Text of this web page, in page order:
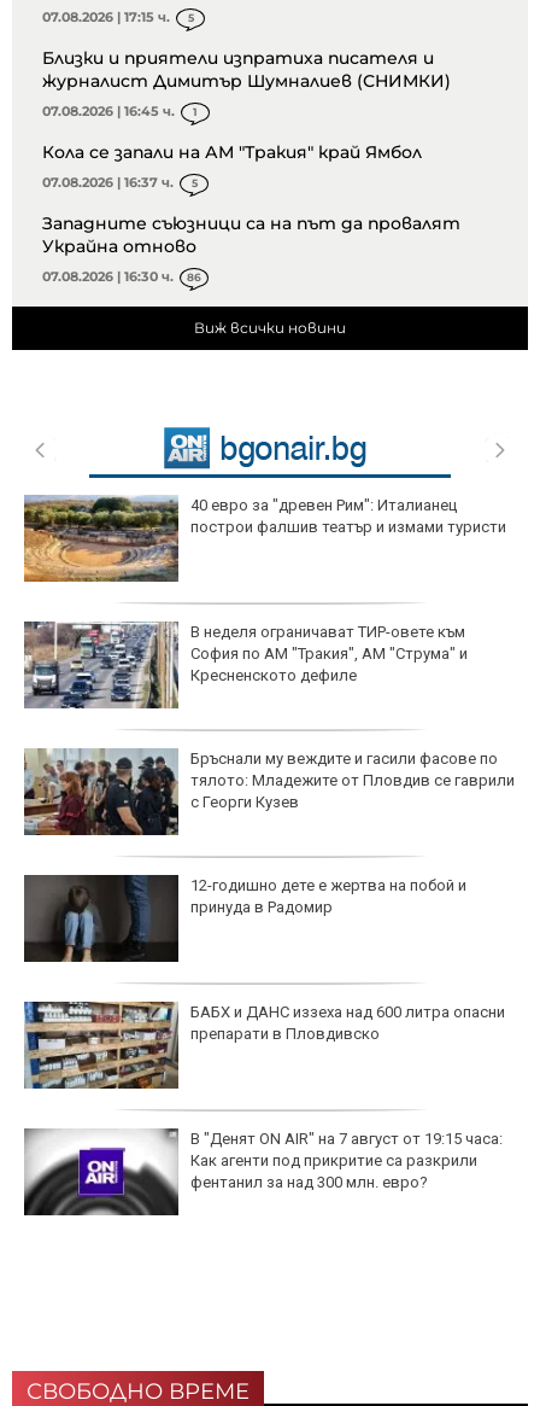
07.08.2026 | 17:15 ч. 5
Близки и приятели изпратиха писателя и
журналист Димитър Шумналиев (СНИМКИ)
07.08.2026 | 16:45 ч. 1
Кола се запали на АМ "Тракия" край Ямбол
07.08.2026 | 16:37 ч. 5
Западните съюзници са на път да провалят
Украйна отново
07.08.2026 | 16:30 ч. 86
Виж всички новини
40 евро за "древен Рим": Италианец
построи фалшив театър и измами туристи
В неделя ограничават ТИР-овете към
София по АМ "Тракия", АМ "Струма" и
Кресненското дефиле
Бръснали му веждите и гасили фасове по
тялото: Младежите от Пловдив се гаврили
с Георги Кузев
12-годишно дете е жертва на побой и
принуда в Радомир
БАБХ и ДАНС иззеха над 600 литра опасни
препарати в Пловдивско
В "Денят ON AIR" на 7 август от 19:15 часа:
Как агенти под прикритие са разкрили
фентанил за над 300 млн. евро?
СВОБОДНО ВРЕМЕ